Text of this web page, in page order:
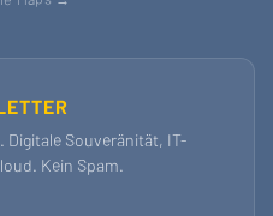
Digitale Souveränität, IT-
Kein Spam.